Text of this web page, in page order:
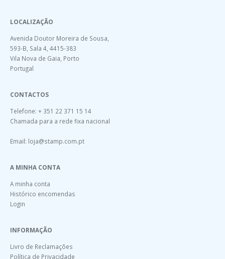
LOCALIZAÇÃO
Avenida Doutor Moreira de Sousa,
593-B, Sala 4, 4415-383
Vila Nova de Gaia, Porto
Portugal
CONTACTOS
Telefone: + 351 22 371 15 14
Chamada para a rede fixa nacional
Email: loja@stamp.com.pt
A MINHA CONTA
A minha conta
Histórico encomendas
Login
INFORMAÇÃO
Livro de Reclamações
Política de Privacidade